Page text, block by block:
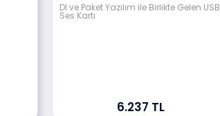
DI ve Paket Yazılım ile Birlikte Gelen USB
Ses Kartı
6.237 TL